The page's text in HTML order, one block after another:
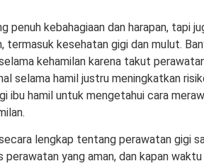
penuh kebahagiaan dan harapan, tapi
kesehatan gigi dan mulut.
kehamilan karena takut
selama hamil justru meningkatkan
ibu hamil untuk mengetahui cara
lengkap tentang perawatan gigi
perawatan yang aman, dan kapan